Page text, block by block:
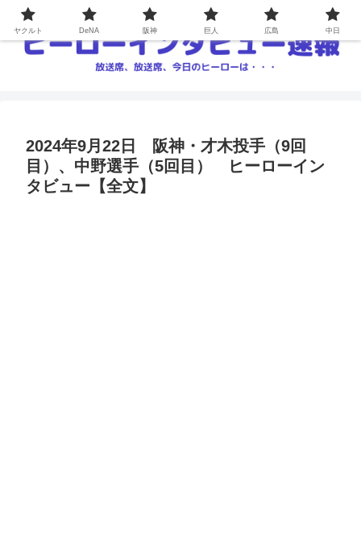
2024年9月22日 阪神・才木投手（9回
目）、中野選手（5回目） ヒーローイン
タビュー【全文】
ヤクルト DeNA 阪神 巨人 広島 中日